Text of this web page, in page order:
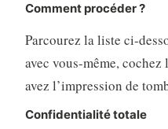
Comment procéder ?
Parcourez la liste ci-
avec vous-même,
avez l’impression de
Confidentialité totale